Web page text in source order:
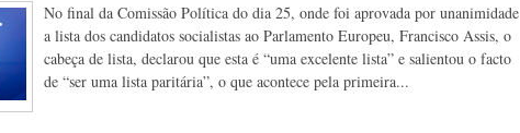
No final da Comissão Política do dia 25, onde foi aprovada por unanimidade
a lista dos candidatos socialistas ao Parlamento Europeu, Francisco Assis, o
cabeça de lista, declarou que esta é “uma excelente lista” e salientou o facto
de “ser uma lista paritária”, o que acontece pela primeira...